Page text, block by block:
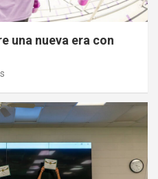
una nueva era con